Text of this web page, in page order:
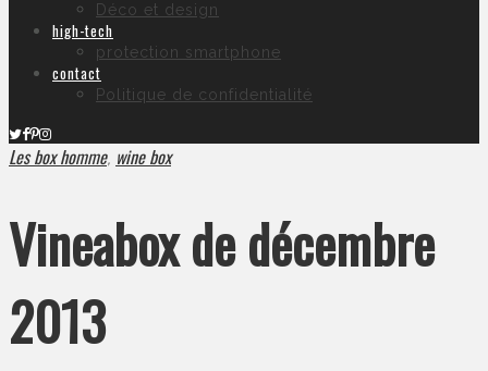
Déco et design
high-tech
protection smartphone
contact
Politique de confidentialité
Les box homme, wine box
Vineabox de décembre
2013